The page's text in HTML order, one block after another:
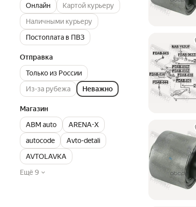
Онлайн
Картой курьеру
Наличными курьеру
Постоплата в ПВЗ
Отправка
Только из России
Из-за рубежа
Неважно
Магазин
ABM auto
ARENA-X
autocode
Avto-detali
AVTOLAVKA
Ещё 9